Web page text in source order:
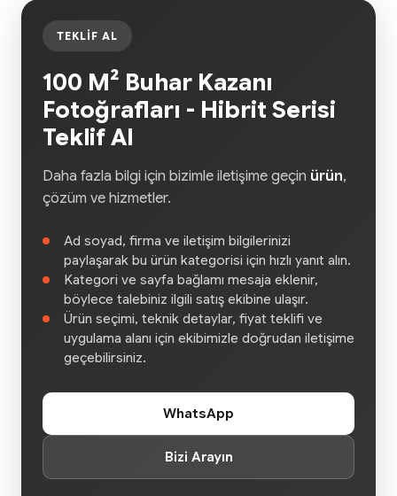
TEKLIF AL
100 M² Buhar Kazanı
Fotoğrafları - Hibrit Serisi
Teklif Al
Daha fazla bilgi için bizimle iletişime geçin ürün,
çözüm ve hizmetler.
Ad soyad, firma ve iletişim bilgilerinizi
paylaşarak bu ürün kategorisi için hızlı yanıt alın.
Kategori ve sayfa bağlamı mesaja eklenir,
böylece talebiniz ilgili satış ekibine ulaşır.
Ürün seçimi, teknik detaylar, fiyat teklifi ve
uygulama alanı için ekibimizle doğrudan iletişime
geçebilirsiniz.
WhatsApp
Bizi Arayın